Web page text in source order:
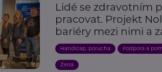
Lidé se zdravotním
pracovat. Projekt
bariéry mezi nimi a
Handicap, porucha Podpora a
Žena